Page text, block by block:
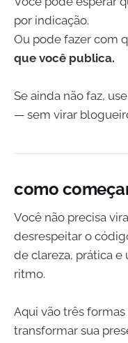
por indicação.
Ou pode fazer com
que você publica.
Se ainda não faz,
— sem virar
como
Você não precisa
desrespeitar o
de clareza, prática
ritmo.
Aqui vão três
transformar sua